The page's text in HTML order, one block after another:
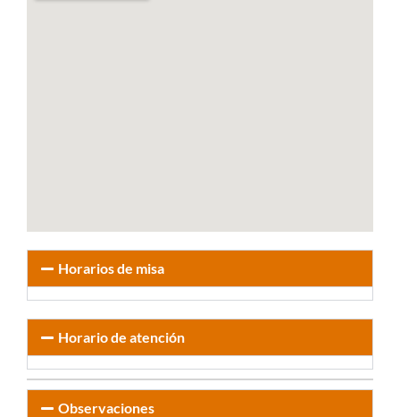
Horarios de misa
Horario de atención
Observaciones